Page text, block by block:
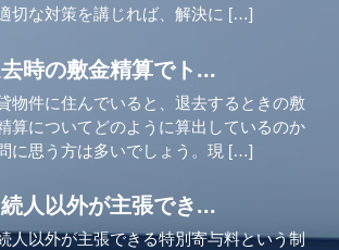
切な対策を講じれば、解決に […]
時の敷金精算でト...
物件に住んでいると、退去するときの敷
算についてどのように算出しているのか
に思う方は多いでしょう。現 […]
人以外が主張でき...
人以外が主張できる特別寄与料という制